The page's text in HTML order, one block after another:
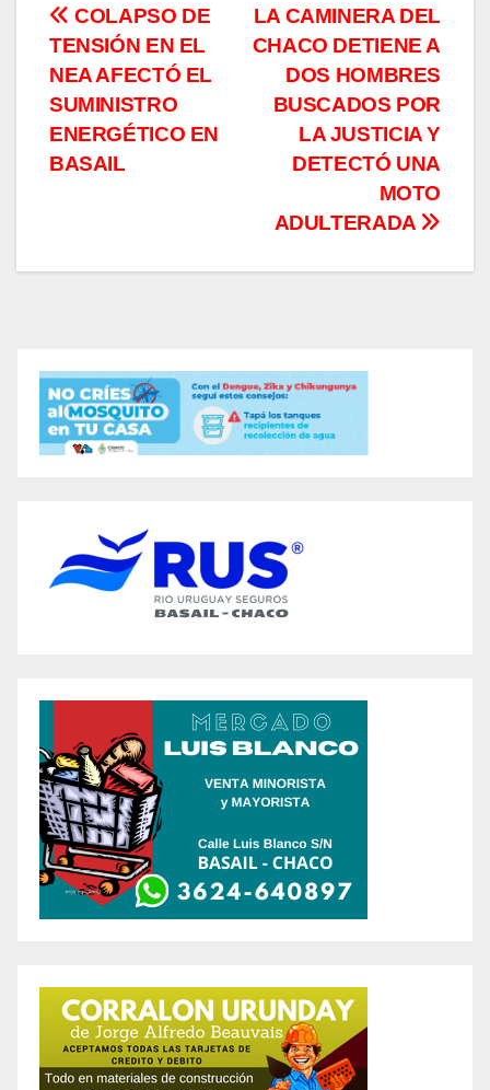
Navegación
de
entradas
LA CAMINERA DEL
CHACO DETIENE A
DOS HOMBRES
BUSCADOS POR
LA JUSTICIA Y
DETECTÓ UNA
MOTO
ADULTERADA
COLAPSO DE
TENSIÓN EN EL
NEA AFECTÓ EL
SUMINISTRO
ENERGÉTICO EN
BASAIL